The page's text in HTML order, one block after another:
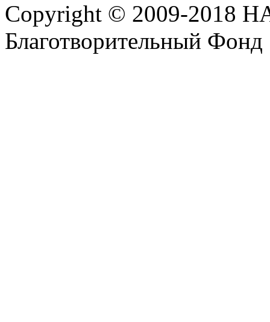
Copyright © 2009-2018
Благотворительный